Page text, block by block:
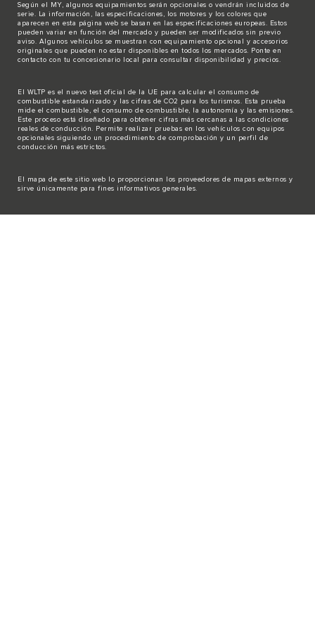
Según el MY, algunos equipamientos serán opcionales o vendrán incluidos de
serie. La información, las especificaciones, los motores y los colores que
aparecen en esta página web se basan en las especificaciones europeas. Estos
pueden variar en función del mercado y pueden ser modificados sin previo
aviso. Algunos vehículos se muestran con equipamiento opcional y accesorios
originales que pueden no estar disponibles en todos los mercados. Ponte en
contacto con tu concesionario local para consultar disponibilidad y precios.
El WLTP es el nuevo test oficial de la UE para calcular el consumo de
combustible estandarizado y las cifras de CO2 para los turismos. Esta prueba
mide el combustible, el consumo de combustible, la autonomía y las emisiones.
Este proceso está diseñado para obtener cifras más cercanas a las condiciones
reales de conducción. Permite realizar pruebas en los vehículos con equipos
opcionales siguiendo un procedimiento de comprobación y un perfil de
conducción más estrictos.
El mapa de este sitio web lo proporcionan los proveedores de mapas externos y
sirve únicamente para fines informativos generales.